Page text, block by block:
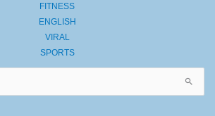
FITNESS
ENGLISH
VIRAL
SPORTS